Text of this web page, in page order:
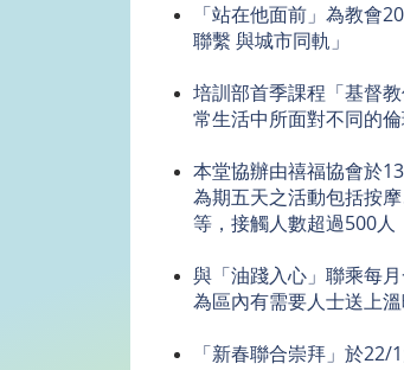
「站在他面前」為教會
聯繫 與城市同軌」
培訓部首季課程「基督
常生活中所面對不同的
本堂協辦由禧福協會於
為期五天之活動包括按
等，接觸人數超過500人
與「油踐入心」聯乘每
為區內有需要人士送上
「新春聯合崇拜」於